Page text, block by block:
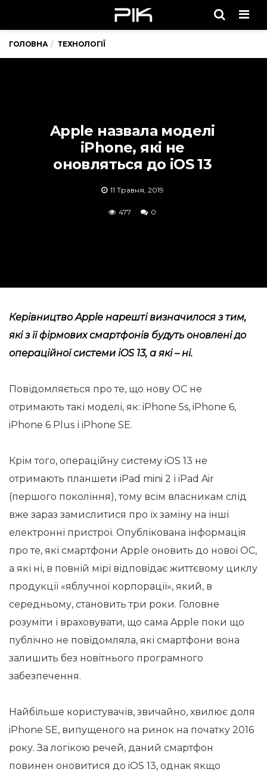
ГОЛОВНА ТЕХНОЛОГІЇ
Apple назвала моделі
iPhone, які не
оновляться до iOS 13
11 Травня, 2019
477 0
Керівництво Apple нарешті визначилося з тим,
які з її фірмових смартфонів будуть оновлені до
операційної системи iOS 13, а які – ні.
Повідомляється про те, що нову ОС не
отримають такі моделі, як: iPhone 5s, iPhone 6,
iPhone 6 Plus і iPhone SE.
Крім того, операційну систему iOS 13 не
отримають планшети iPad mini 2 і iPad Air
(першого покоління), тому всім власникам слід
вже зараз замислитися про їх заміну на інші
електронні пристрої. Опублікована інформація
про те, які смартфони Apple оновить до нової ОС,
а які ні, в повній мірі відповідає життєвому циклу
продукції «яблучної корпорації», який, в
середньому, становить три роки. Головне
розуміти і враховувати, що сама Apple поки що
публічно не повідомляла, які смартфони вона
залишить без новітнього програмного
забезпечення.
Найбільше користувачів, звичайно, хвилює доля
iPhone SE, випущеного на ринок на початку 2016
року. За логікою речей, даний смартфон
повинен оновитися до iOS 13, однак якщо